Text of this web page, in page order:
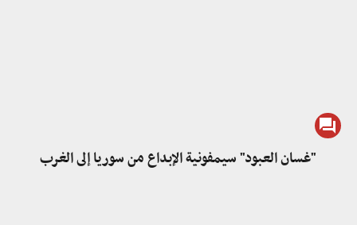
"غسان العبود" سيمفونية الإبداع من سوريا إلى الغرب